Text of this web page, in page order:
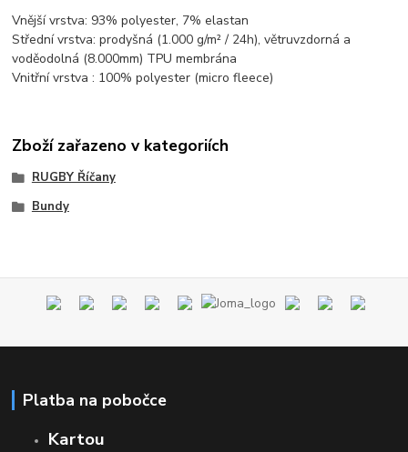
Vnější vrstva: 93% polyester, 7% elastan
Střední vrstva: prodyšná (1.000 g/m² / 24h), větruvzdorná a
voděodolná (8.000mm) TPU membrána
Vnitřní vrstva : 100% polyester (micro fleece)
Zboží zařazeno v kategoriích
RUGBY Říčany
Bundy
Platba na pobočce
Kartou